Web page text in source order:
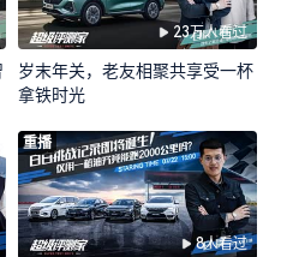
23万人看过
岁末年关，老友相聚共享受一杯
拿铁时光
重播
8人看过